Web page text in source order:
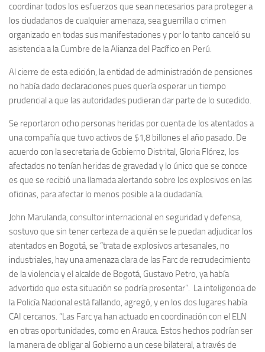
coordinar todos los esfuerzos que sean necesarios para proteger a
los ciudadanos de cualquier amenaza, sea guerrilla o crimen
organizado en todas sus manifestaciones y por lo tanto canceló su
asistencia a la Cumbre de la Alianza del Pacífico en Perú.
Al cierre de esta edición, la entidad de administración de pensiones
no había dado declaraciones pues quería esperar un tiempo
prudencial a que las autoridades pudieran dar parte de lo sucedido.
Se reportaron ocho personas heridas por cuenta de los atentados a
una compañía que tuvo activos de $1,8 billones el año pasado. De
acuerdo con la secretaria de Gobierno Distrital, Gloria Flórez, los
afectados no tenían heridas de gravedad y lo único que se conoce
es que se recibió una llamada alertando sobre los explosivos en las
oficinas, para afectar lo menos posible a la ciudadanía.
John Marulanda, consultor internacional en seguridad y defensa,
sostuvo que sin tener certeza de a quién se le puedan adjudicar los
atentados en Bogotá, se “trata de explosivos artesanales, no
industriales, hay una amenaza clara de las Farc de recrudecimiento
de la violencia y el alcalde de Bogotá, Gustavo Petro, ya había
advertido que esta situación se podría presentar”. La inteligencia de
la Policía Nacional está fallando, agregó, y en los dos lugares había
CAI cercanos. “Las Farc ya han actuado en coordinación con el ELN
en otras oportunidades, como en Arauca. Estos hechos podrían ser
la manera de obligar al Gobierno a un cese bilateral, a través de